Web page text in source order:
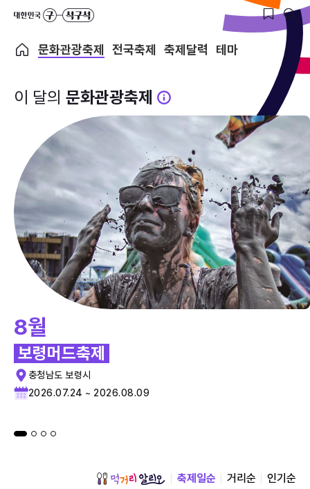
문화관광축제 전국축제 축제달력 테마
이 달의 문화관광축제
8월
보령머드축제
충청남도 보령시
2026.07.24 ~ 2026.08.09
축제일순 거리순 인기순